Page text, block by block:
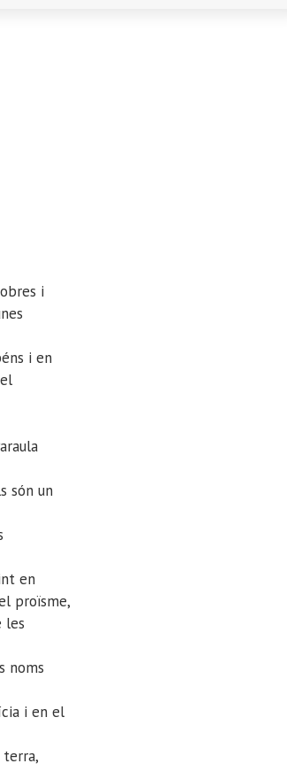
i
i en
són un
en
proïsme,
les
noms
i en el
terra,